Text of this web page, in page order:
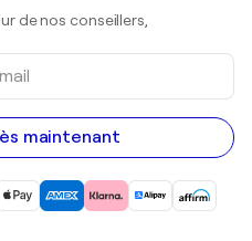
de nos conseillers,
maintenant